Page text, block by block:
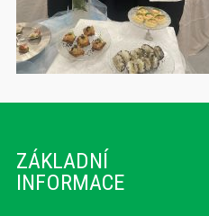
ZÁKLADNÍ
INFORMACE